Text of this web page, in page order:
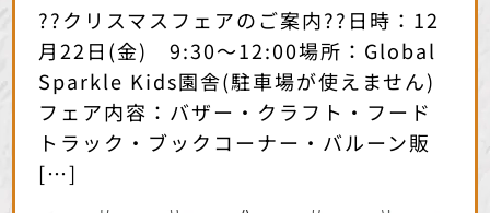
??クリスマスフェアのご案内??日時：12
月22日(金) 9:30〜12:00場所：Global
Sparkle Kids園舎(駐車場が使えません)
フェア内容：バザー・クラフト・フード
トラック・ブックコーナー・バルーン販
[…]